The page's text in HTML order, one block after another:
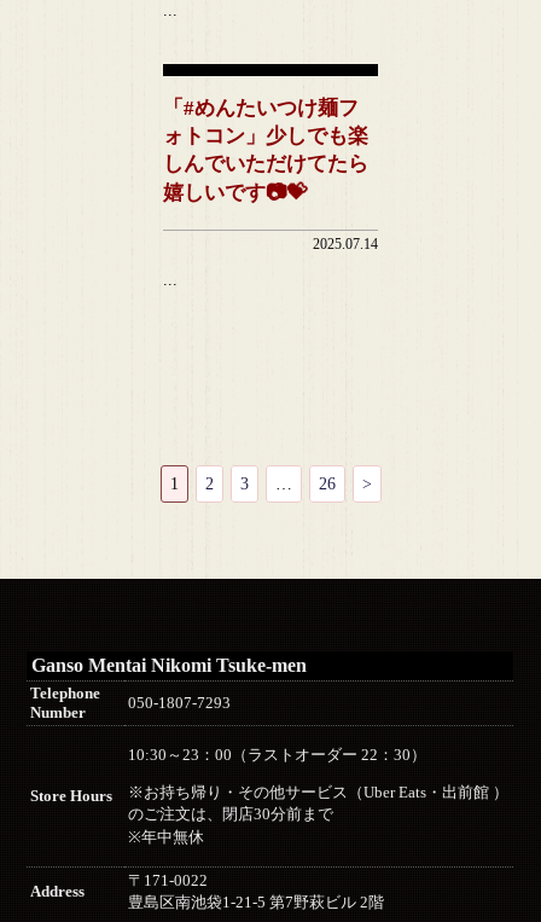
...
「#めんたいつけ麺フ
ォトコン」少しでも楽
しんでいただけてたら
嬉しいです📷💝
2025.07.14
...
1 2 3 26 >
Ganso Mentai Nikomi Tsuke-men
Telephone
Number
050-1807-7293
Store Hours
10:30～23：00（ラストオーダー 22：30）
※お持ち帰り・その他サービス（Uber Eats・出前館 ）
のご注文は、閉店30分前まで
※年中無休
Address
〒171-0022
豊島区南池袋1-21-5 第7野萩ビル 2階